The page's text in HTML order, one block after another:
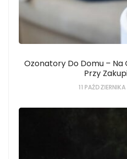
Ozonatory Do Domu – Na
Przy
11